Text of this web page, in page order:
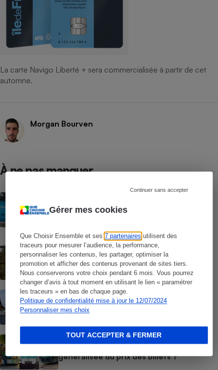
Gérer mes cookies
Que Choisir Ensemble et ses7 partenaires utilisent des
traceurs pour mesurer l’audience, la performance,
personnaliser les contenus, les partager, optimiser la
promotion et afficher des contenus provenant de sites tiers.
Nous conserverons votre choix pendant 6 mois. Vous pourrez
changer d’avis à tout moment en utilisant le lien « paramétrer
les traceurs » en bas de chaque page.
Politique de confidentialité mise à jour le 12/07/2024
Personnaliser mes choix
Continuer sans accepter
TOUT ACCEPTER & FERMER
La carte Navigo Liberté + sera commercialisée à partir de cet
automne.
Morgan Bourven
À ne pas manquer
Cars « Macron » - L’UFC-Que Choisir
gagne son combat judiciaire contre les
ENQUÊTE
Aménagement du territoire - Cette LGV
qui fracture le Sud-Ouest
BILLET DE LA PRÉSIDENTE
Loi-cadre sur les transports - De bonnes
intentions… mais une très mauvaise
ACTUALITÉ
généralisée du prix des billets ?